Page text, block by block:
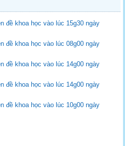
đề khoa học vào lúc 15g30 ngày
đề khoa học vào lúc 08g00 ngày
đề khoa học vào lúc 14g00 ngày
đề khoa học vào lúc 14g00 ngày
đề khoa học vào lúc 10g00 ngày